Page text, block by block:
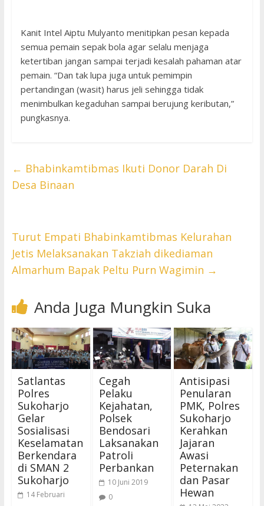
Kanit Intel Aiptu Mulyanto menitipkan pesan kepada
semua pemain sepak bola agar selalu menjaga
ketertiban jangan sampai terjadi kesalah pahaman atar
pemain. “Dan tak lupa juga untuk pemimpin
pertandingan (wasit) harus jeli sehingga tidak
menimbulkan kegaduhan sampai berujung keributan,”
pungkasnya.
← Bhabinkamtibmas Ikuti Donor Darah Di
Desa Binaan
Turut Empati Bhabinkamtibmas Kelurahan
Jetis Melaksanakan Takziah dikediaman
Almarhum Bapak Peltu Purn Wagimin →
Anda Juga Mungkin Suka
Satlantas
Polres
Sukoharjo
Gelar
Sosialisasi
Keselamatan
Berkendara
di SMAN 2
Sukoharjo
14 Februari
Cegah
Pelaku
Kejahatan,
Polsek
Bendosari
Laksanakan
Patroli
Perbankan
10 Juni 2019
0
Antisipasi
Penularan
PMK, Polres
Sukoharjo
Kerahkan
Jajaran
Awasi
Peternakan
dan Pasar
Hewan